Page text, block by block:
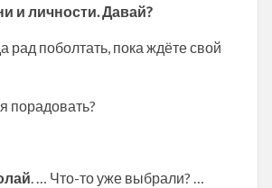
и личности. Давай?
рад поболтать, пока ждёте свой
порадовать?
. … Что-то уже выбрали? …